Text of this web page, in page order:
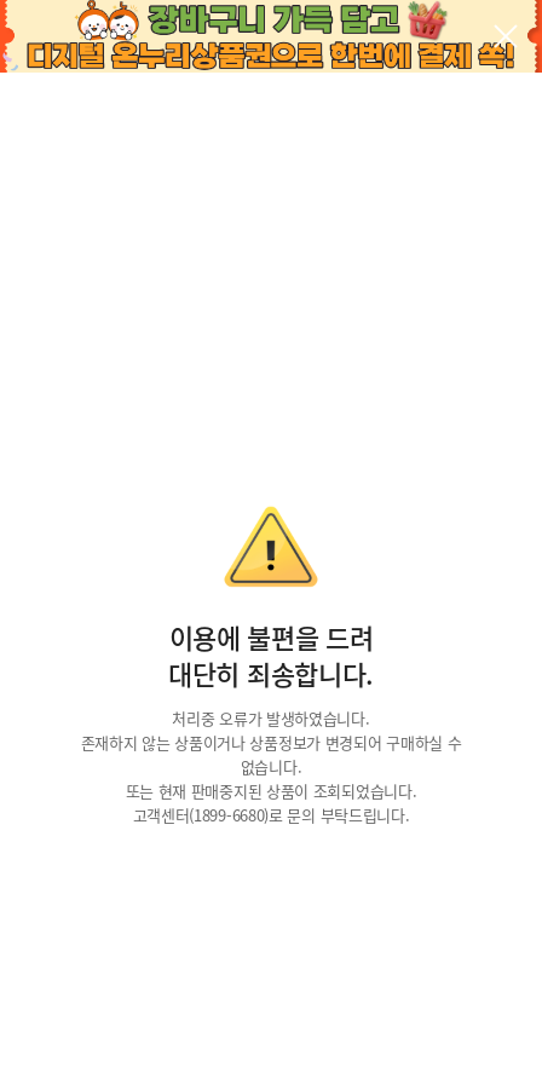
이용에 불편을 드려
대단히 죄송합니다.
처리중 오류가 발생하였습니다.
존재하지 않는 상품이거나 상품정보가 변경되어 구매하실 수
없습니다.
또는 현재 판매중지된 상품이 조회되었습니다.
고객센터(1899-6680)로 문의 부탁드립니다.